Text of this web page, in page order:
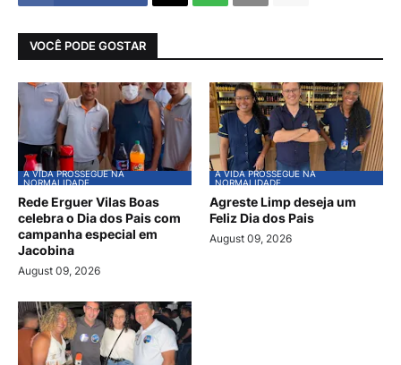
VOCÊ PODE GOSTAR
A VIDA PROSSEGUE NA
NORMALIDADE
Rede Erguer Vilas Boas
celebra o Dia dos Pais com
campanha especial em
Jacobina
August 09, 2026
A VIDA PROSSEGUE NA
NORMALIDADE
Agreste Limp deseja um
Feliz Dia dos Pais
August 09, 2026